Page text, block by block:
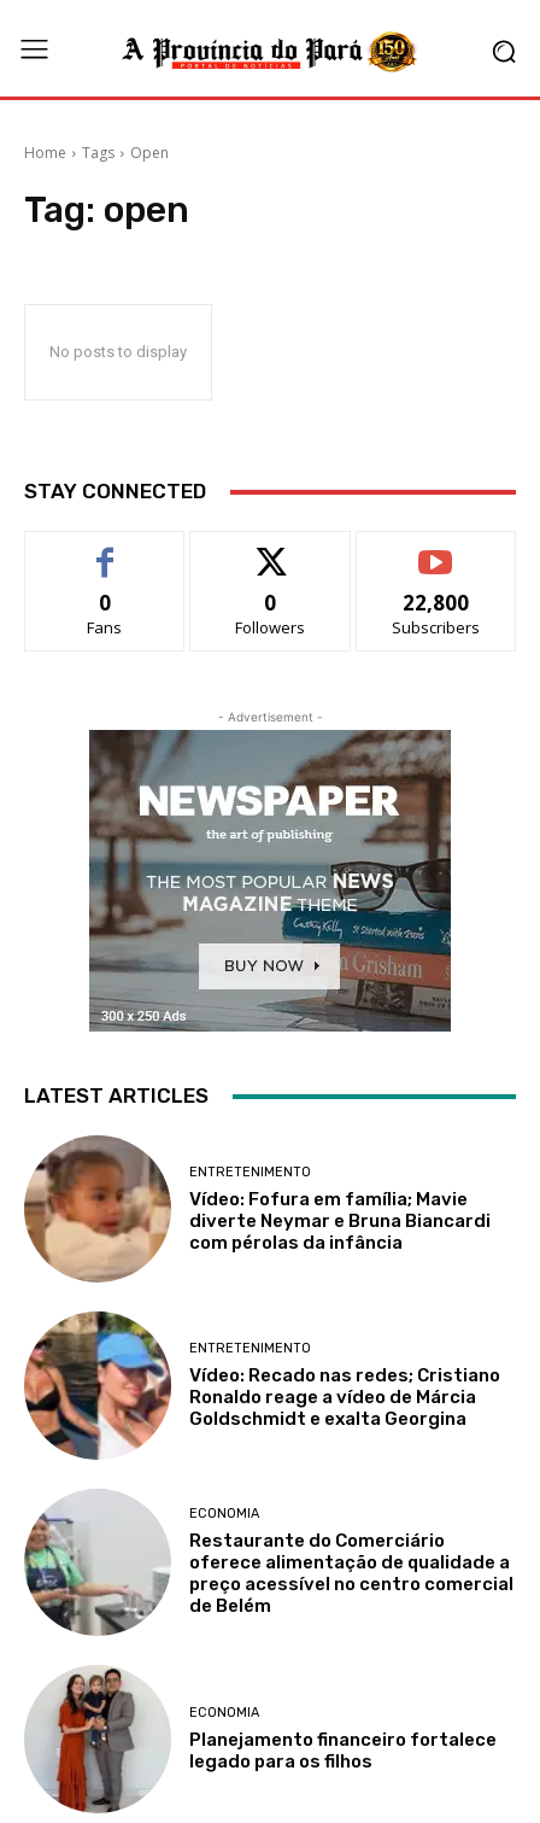
Home Tags Open
Tag: open
No posts to display
STAY CONNECTED
0
Fans
0
Followers
22,800
Subscribers
- Advertisement -
LATEST ARTICLES
ENTRETENIMENTO
Vídeo: Fofura em família; Mavie
diverte Neymar e Bruna Biancardi
com pérolas da infância
ENTRETENIMENTO
Vídeo: Recado nas redes; Cristiano
Ronaldo reage a vídeo de Márcia
Goldschmidt e exalta Georgina
ECONOMIA
Restaurante do Comerciário
oferece alimentação de qualidade a
preço acessível no centro comercial
de Belém
ECONOMIA
Planejamento financeiro fortalece
legado para os filhos